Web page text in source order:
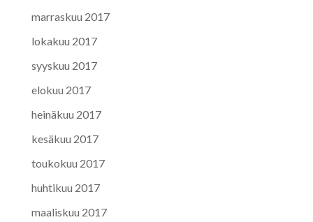
marraskuu 2017
lokakuu 2017
syyskuu 2017
elokuu 2017
heinäkuu 2017
kesäkuu 2017
toukokuu 2017
huhtikuu 2017
maaliskuu 2017